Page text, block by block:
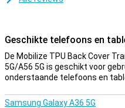
Geschikte telefoons en
De Mobilize TPU Back Cover
5G/A56 5G is geschikt voor
onderstaande telefoons en
Samsung Galaxy A36 5G